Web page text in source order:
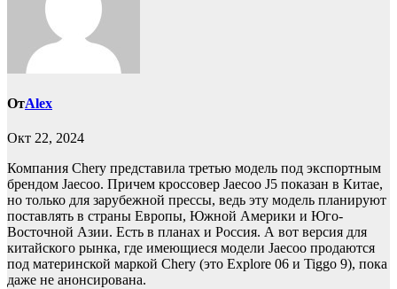
ОтAlex
Окт 22, 2024
Компания Chery представила третью модель под экспортным
брендом Jaecoo. Причем кроссовер Jaecoo J5 показан в Китае,
но только для зарубежной прессы, ведь эту модель планируют
поставлять в страны Европы, Южной Америки и Юго-
Восточной Азии. Есть в планах и Россия. А вот версия для
китайского рынка, где имеющиеся модели Jaecoo продаются
под материнской маркой Chery (это Explore 06 и Tiggo 9), пока
даже не анонсирована.